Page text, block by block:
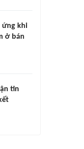
ứng khi
ở bán
tin